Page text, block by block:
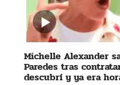
Michelle Alexander
Paredes tras
descubrí y ya era